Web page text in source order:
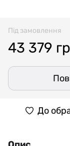
Під замовлення
43 379
До